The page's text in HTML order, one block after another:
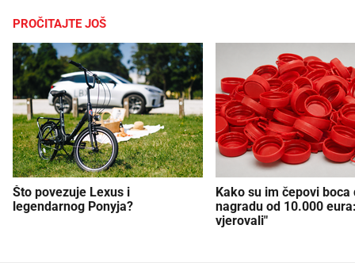
PROČITAJTE JOŠ
Što povezuje Lexus i
legendarnog Ponyja?
Kako su im čepovi boca
nagradu od 10.000
vjerovali"